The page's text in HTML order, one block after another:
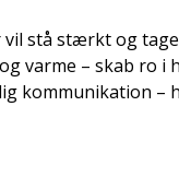
vil stå stærkt og
varme – skab ro
kommunikation –